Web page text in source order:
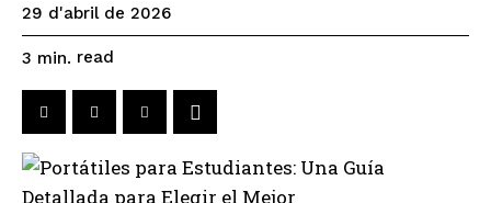
29 d'abril de 2026
3 min. read